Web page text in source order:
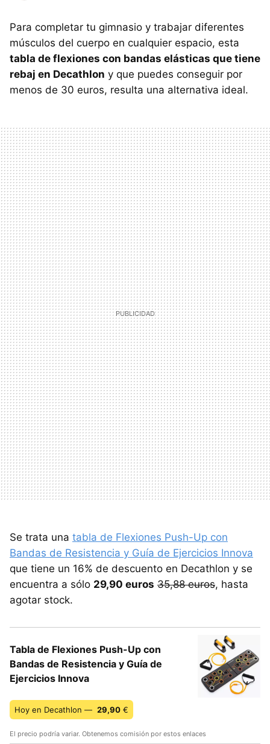
Para completar tu gimnasio y trabajar diferentes
músculos del cuerpo en cualquier espacio, esta
tabla de flexiones con bandas elásticas que tiene
rebaj en Decathlon y que puedes conseguir por
menos de 30 euros, resulta una alternativa ideal.
Se trata una tabla de Flexiones Push-Up con
Bandas de Resistencia y Guía de Ejercicios Innova
que tiene un 16% de descuento en Decathlon y se
encuentra a sólo 29,90 euros 35,88 euros, hasta
agotar stock.
Tabla de Flexiones Push-Up con
Bandas de Resistencia y Guía de
Ejercicios Innova
Hoy en Decathlon — 29,90 €
El precio podría variar. Obtenemos comisión por estos enlaces